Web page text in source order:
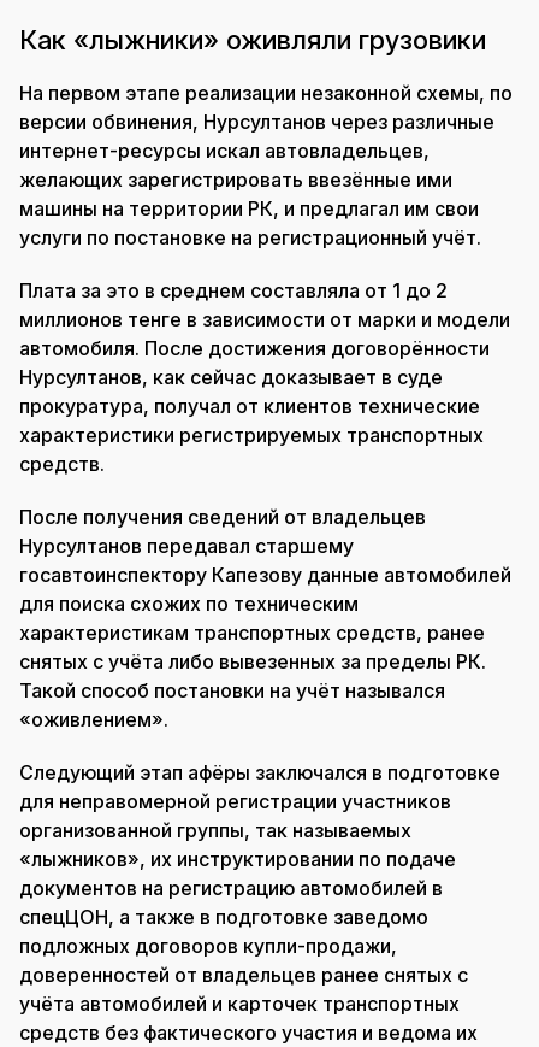
Как «лыжники» оживляли грузовики
На первом этапе реализации незаконной схемы, по
версии обвинения, Нурсултанов через различные
интернет-ресурсы искал автовладельцев,
желающих зарегистрировать ввезённые ими
машины на территории РК, и предлагал им свои
услуги по постановке на регистрационный учёт.
Плата за это в среднем составляла от 1 до 2
миллионов тенге в зависимости от марки и модели
автомобиля. После достижения договорённости
Нурсултанов, как сейчас доказывает в суде
прокуратура, получал от клиентов технические
характеристики регистрируемых транспортных
средств.
После получения сведений от владельцев
Нурсултанов передавал старшему
госавтоинспектору Капезову данные автомобилей
для поиска схожих по техническим
характеристикам транспортных средств, ранее
снятых с учёта либо вывезенных за пределы РК.
Такой способ постановки на учёт назывался
«оживлением».
Следующий этап афёры заключался в подготовке
для неправомерной регистрации участников
организованной группы, так называемых
«лыжников», их инструктировании по подаче
документов на регистрацию автомобилей в
спецЦОН, а также в подготовке заведомо
подложных договоров купли-продажи,
доверенностей от владельцев ранее снятых с
учёта автомобилей и карточек транспортных
средств без фактического участия и ведома их